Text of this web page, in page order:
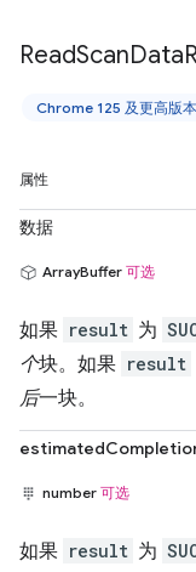
ReadScanData
Chrome 125 及更高版本
属性
数据
ArrayBuffer 可选
如果 result 为
个块。如果 result
后一块。
number 可选
如果 result 为